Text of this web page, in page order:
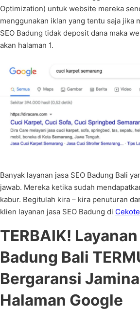
Optimization) untuk website mereka
menggunakan iklan yang tentu saja jika
SEO Badung tidak deposit dana maka
akan halaman 1.
Banyak layanan jasa SEO Badung Bali
jawab. Mereka ketika sudah
kabur. Begitulah kira – kira penuturan
klien layanan jasa SEO Badung di
TERBAIK!
Badung Bali
Bergaransi
Halaman Google